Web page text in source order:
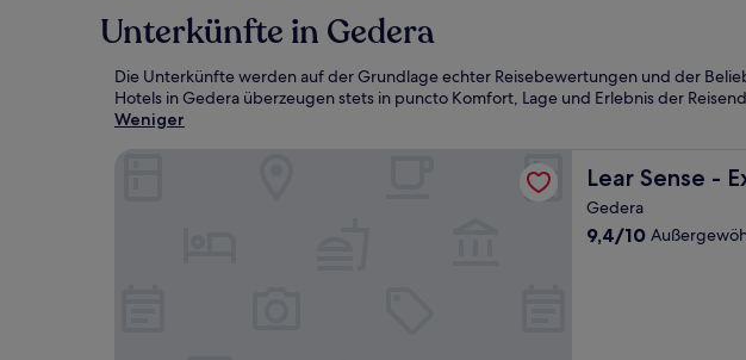
Unterkünfte in Gedera
Die Unterkünfte werden auf der Grundlage echter Reisebewertungen und der
Hotels in Gedera überzeugen stets in puncto Komfort, Lage und Erlebnis der
Weniger
Lear Sense -
Lear Sense -
Gedera
9.4
9,4/10